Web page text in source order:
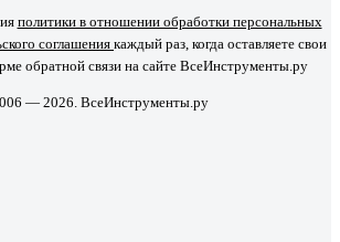
политики в отношении обработки персональных
соглашения каждый раз, когда оставляете свои
обратной связи на сайте ВсеИнструменты.ру
— 2026. ВсеИнструменты.ру